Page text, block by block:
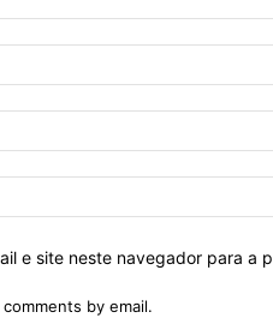
e site neste navegador para a
by email.